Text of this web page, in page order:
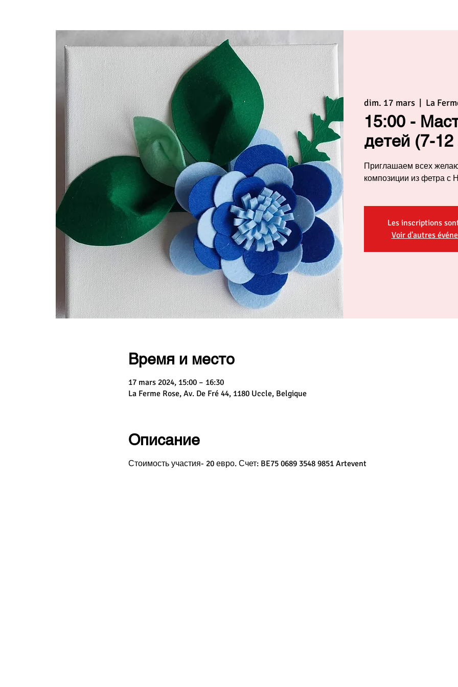
dim. 17 mars La
15:00 -
детей (7-12
Приглашаем всех
композиции из фетра с
Les inscriptions
Voir d'autres
Время и место
17 mars 2024, 15:00 – 16:30
La Ferme Rose, Av. De Fré 44, 1180 Uccle, Belgique
Описание
Стоимость участия- 20 евро. Счет: BE75 0689 3548 9851 Artevent